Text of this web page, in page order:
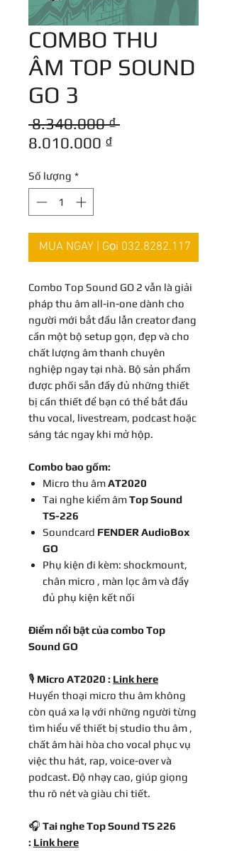
COMBO THU
ÂM TOP SOUND
GO 3
8.340.000 ₫ Giá
8.010.000 ₫
Số lượng *
MUA NGAY | Gọi 032.8282.117
Combo Top Sound GO 2 vẫn là giải
pháp thu âm all-in-one dành cho
người mới bắt đầu lẫn creator đang
cần một bộ setup gọn, đẹp và cho
chất lượng âm thanh chuyên
nghiệp ngay tại nhà. Bộ sản phẩm
được phối sẵn đầy đủ những thiết
bị cần thiết để bạn có thể bắt đầu
thu vocal, livestream, podcast hoặc
sáng tác ngay khi mở hộp.
Combo bao gồm:
Micro thu âmAT2020
Tai nghe kiểm âmTop Sound
TS-226
Soundcard FENDER AudioBox
GO
Phụ kiện đi kèm: shockmount,
chân micro , màn lọc âm và đầy
đủ phụ kiện kết nối
Điểm nổi bật của combo Top
Sound GO
🎙️ Micro AT2020 : Link here
Huyền thoại micro thu âm không
còn quá xa lạ với những người từng
tìm hiểu về thiết bị studio thu âm ,
chất âm hài hòa cho vocal phục vụ
việc thu hát, rap, voice-over và
podcast. Độ nhạy cao, giúp giọng
thu rõ nét và giàu chi tiết.
🎧 Tai nghe Top Sound TS 226
: Link here